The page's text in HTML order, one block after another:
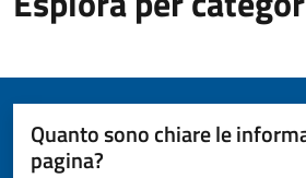
Quanto sono chiare le
pagina?